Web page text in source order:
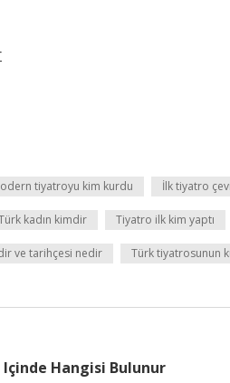
tiyatroyu kim kurdu İlk tiyatro
kadın kimdir Tiyatro ilk kim yaptı
ve tarihçesi nedir Türk tiyatrosunun
Hangisi Bulunur